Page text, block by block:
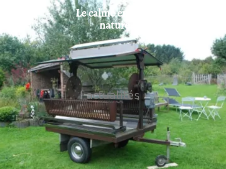
Le calme en pleine
nature !
actualités